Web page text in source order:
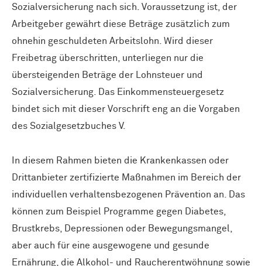
Sozialversicherung nach sich. Voraussetzung ist, der
Arbeitgeber gewährt diese Beträge zusätzlich zum
ohnehin geschuldeten Arbeitslohn. Wird dieser
Freibetrag überschritten, unterliegen nur die
übersteigenden Beträge der Lohnsteuer und
Sozialversicherung. Das Einkommensteuergesetz
bindet sich mit dieser Vorschrift eng an die Vorgaben
des Sozialgesetzbuches V.
In diesem Rahmen bieten die Krankenkassen oder
Drittanbieter zertifizierte Maßnahmen im Bereich der
individuellen verhaltensbezogenen Prävention an. Das
können zum Beispiel Programme gegen Diabetes,
Brustkrebs, Depressionen oder Bewegungsmangel,
aber auch für eine ausgewogene und gesunde
Ernährung, die Alkohol- und Raucherentwöhnung sowie